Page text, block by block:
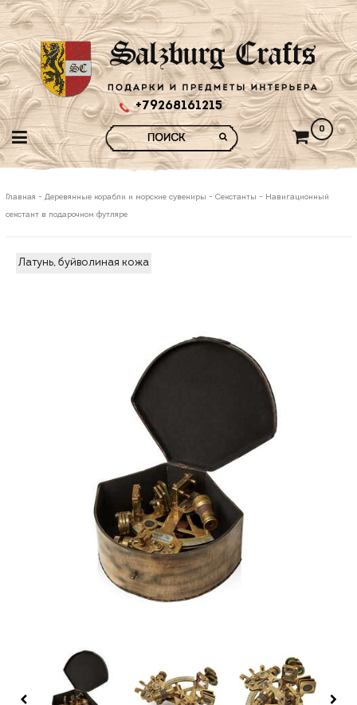
+79268161215
0
Главная - Деревянные корабли и морские сувениры - Секстанты - Навигационный
секстант в подарочном футляре
Латунь, буйволиная кожа